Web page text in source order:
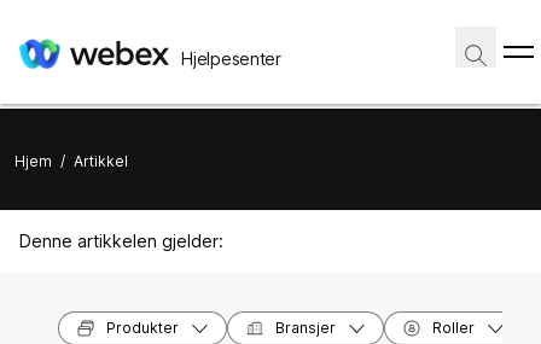
Hjelpesenter
Hjem / Artikkel
Denne artikkelen gjelder:
Produkter Bransjer Roller